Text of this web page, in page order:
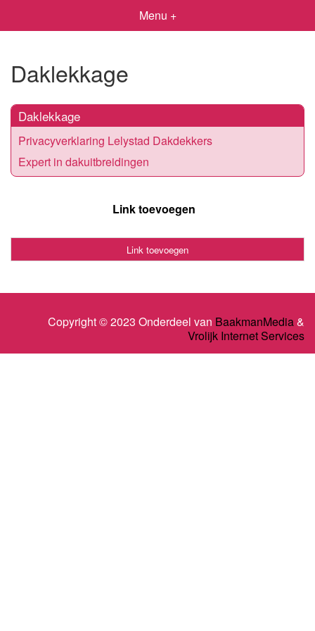
Menu +
Daklekkage
Daklekkage
Privacyverklaring Lelystad Dakdekkers
Expert in dakuitbreidingen
Link toevoegen
Link toevoegen
Copyright © 2023 Onderdeel van BaakmanMedia&
Vrolijk Internet Services